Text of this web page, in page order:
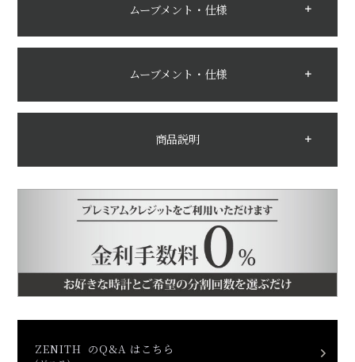
ムーブメント・仕様
ムーブメント・仕様
商品説明
ZENITH のQ&A はこちら